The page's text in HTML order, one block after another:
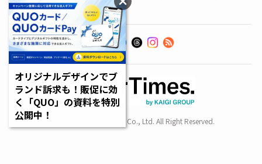
利用者情報の外部送信について
Copyright SENDENKAIGI Co., Ltd. All Right Reserved.
オリジナルデザインでブ
ランド訴求も！販促に効
く「QUO」の資料を特別
公開中！